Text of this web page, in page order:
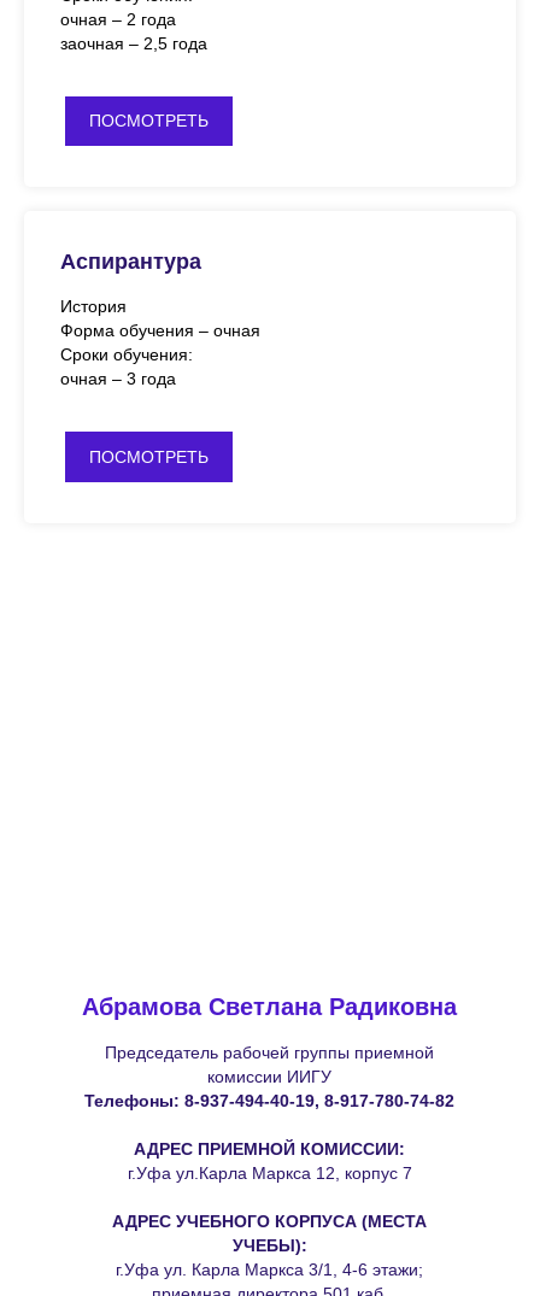
очная – 2 года
заочная – 2,5 года
ПОСМОТРЕТЬ
Аспирантура
История
Форма обучения – очная
Сроки обучения:
очная – 3 года
ПОСМОТРЕТЬ
Абрамова Светлана Радиковна
Председатель рабочей группы приемной
комиссии ИИГУ
Телефоны: 8-937-494-40-19, 8-917-780-74-82
АДРЕС ПРИЕМНОЙ КОМИССИИ:
г.Уфа ул.Карла Маркса 12, корпус 7
АДРЕС УЧЕБНОГО КОРПУСА (МЕСТА
УЧЕБЫ):
г.Уфа ул. Карла Маркса 3/1, 4-6 этажи;